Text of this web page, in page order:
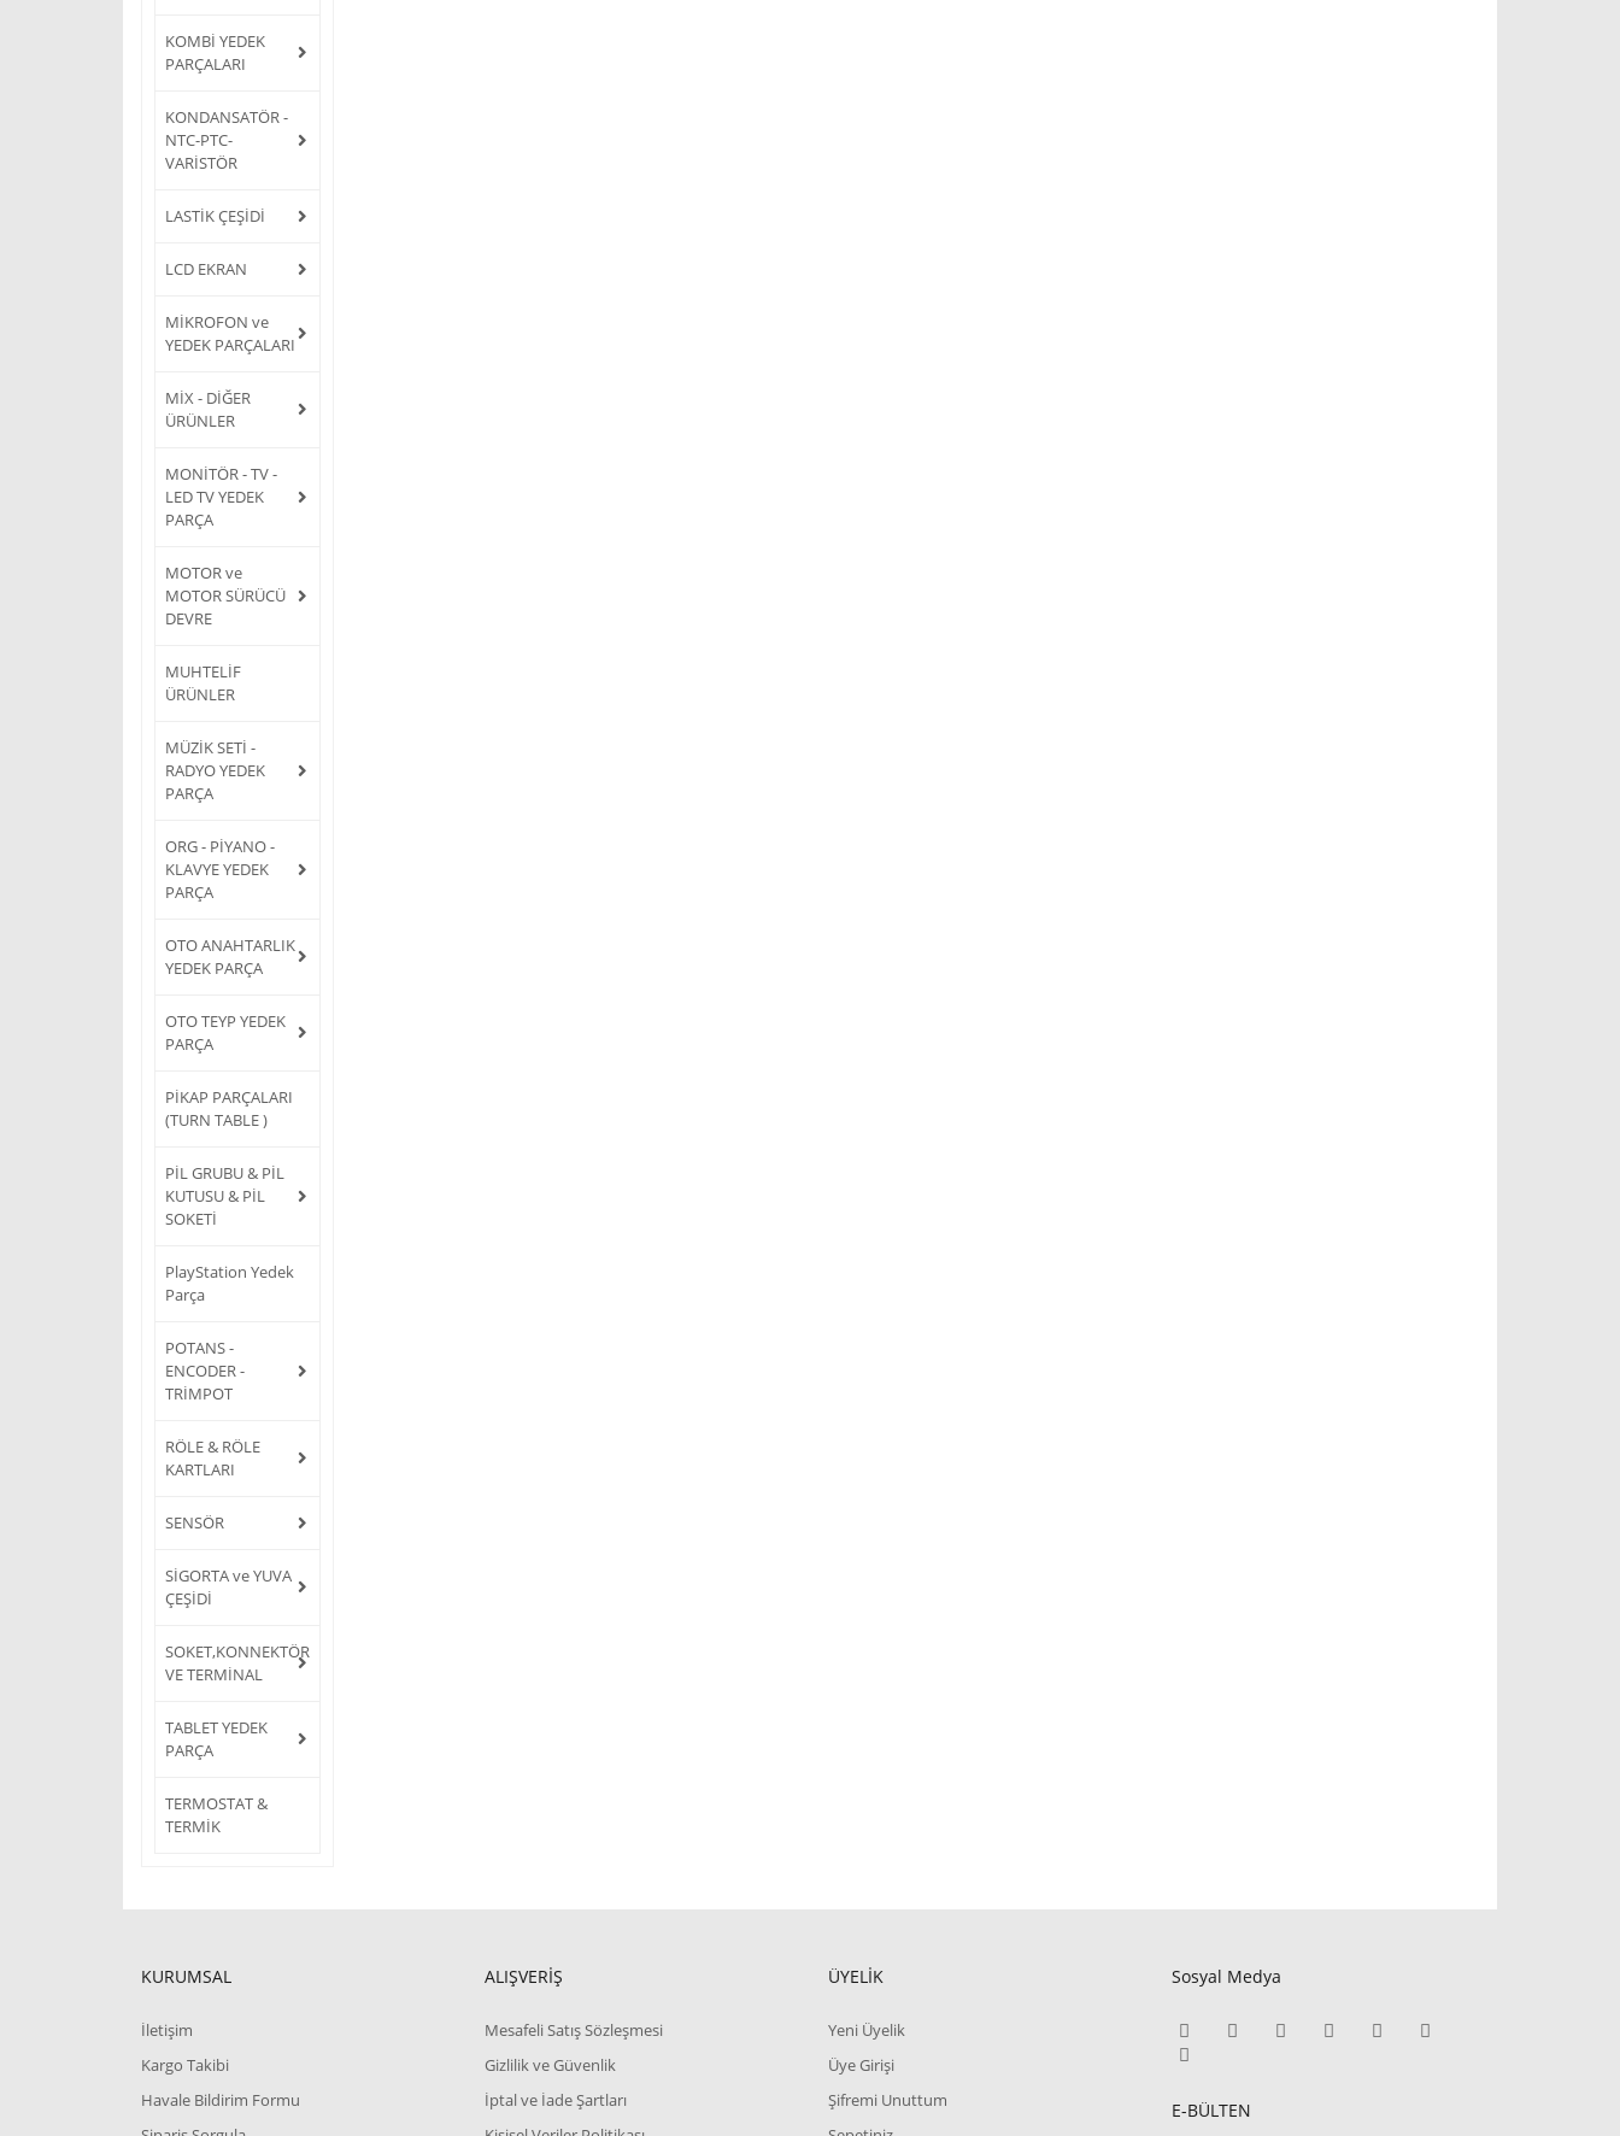
KOMBİ YEDEK
PARÇALARI
KONDANSATÖR -
NTC-PTC-
VARİSTÖR
LASTİK ÇEŞİDİ
LCD EKRAN
MİKROFON ve
YEDEK PARÇALARI
MİX - DİĞER
ÜRÜNLER
MONİTÖR - TV -
LED TV YEDEK
PARÇA
MOTOR ve
MOTOR SÜRÜCÜ
DEVRE
MUHTELİF
ÜRÜNLER
MÜZİK SETİ -
RADYO YEDEK
PARÇA
ORG - PİYANO -
KLAVYE YEDEK
PARÇA
OTO ANAHTARLIK
YEDEK PARÇA
OTO TEYP YEDEK
PARÇA
PİKAP PARÇALARI
(TURN TABLE )
PİL GRUBU & PİL
KUTUSU & PİL
SOKETİ
PlayStation Yedek
Parça
POTANS -
ENCODER -
TRİMPOT
RÖLE & RÖLE
KARTLARI
SENSÖR
SİGORTA ve YUVA
ÇEŞİDİ
SOKET,KONNEKTÖR
VE TERMİNAL
TABLET YEDEK
PARÇA
TERMOSTAT &
TERMİK
KURUMSAL
İletişim
Kargo Takibi
Havale Bildirim Formu
ALIŞVERİŞ
Mesafeli Satış Sözleşmesi
Gizlilik ve Güvenlik
İptal ve İade Şartları
ÜYELİK
Yeni Üyelik
Üye Girişi
Şifremi Unuttum
Sosyal Medya
E-BÜLTEN